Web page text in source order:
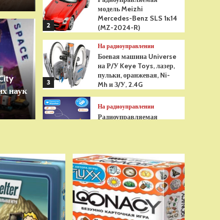
Гуджитсу
Паук Водная
наук
2
модель Meizhi
Mercedes-Benz SLS 1к14
(MZ-2024-R)
3
На радиоуправлении
Боевая машина Universe
на Р/У Keye Toys, лазер,
пульки, оранжевая, Ni-
Mh и З/У, 2.4G
На радиоуправлении
Радиоуправляемая
На радиоуправлении
Р/У танк Taigen 1/16
Panzerkampfwagen III
(Германия) HC (для ИК
танкового боя) V3 2.4G
RTR, TG3848-1HC-IR3.0